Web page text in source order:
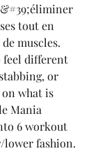
tout en
muscles.
feel different
or
what is
Mania
6 workout
lower fashion.